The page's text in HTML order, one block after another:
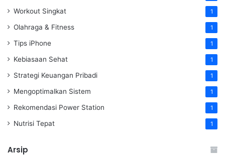
Workout Singkat 1
Olahraga & Fitness 1
Tips iPhone 1
Kebiasaan Sehat 1
Strategi Keuangan Pribadi 1
Mengoptimalkan Sistem 1
Rekomendasi Power Station 1
Nutrisi Tepat 1
Arsip